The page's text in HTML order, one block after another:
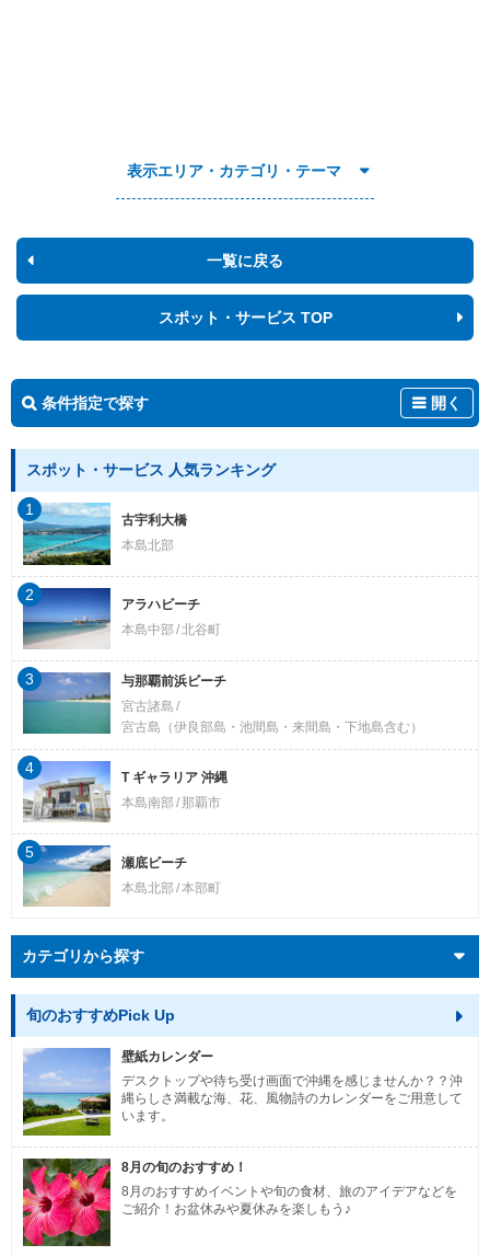
表示エリア・カテゴリ・テーマ
一覧に戻る
スポット・サービス TOP
条件指定で探す 開く
スポット・サービス 人気ランキング
古宇利大橋
本島北部
1
アラハビーチ
本島中部 北谷町
2
与那覇前浜ビーチ
宮古諸島
宮古島（伊良部島・池間島・来間島・下地島含む）
3
T ギャラリア 沖縄
本島南部
那覇市
4
瀬底ビーチ
本島北部 本部町
5
カテゴリから探す
旬のおすすめPick Up
壁紙カレンダー
デスクトップや待ち受け画面で沖縄を感じませんか？？沖
縄らしさ満載な海、花、風物詩のカレンダーをご用意して
います。
8月の旬のおすすめ！
8月のおすすめイベントや旬の食材、旅のアイデアなどを
ご紹介！お盆休みや夏休みを楽しもう♪